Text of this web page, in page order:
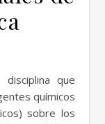
químicos
sobre los